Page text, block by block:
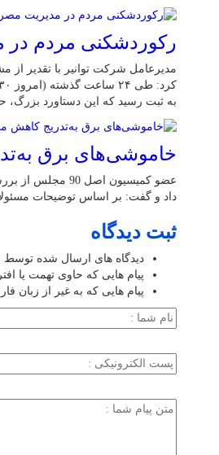
رکوردشکنی مردم
مدیرعامل شرکت توانیر با تقدیر
به ثبت رسید که این دستاورد
خاموشی‌های برق
عضو کمیسیون
داد و گفت: بر اساس توضیحات
ثبت دیدگاه
دیدگاه های ارسال شده توسط
پیام هایی که حاوی تهمت یا
پیام هایی که به غیر از زبان